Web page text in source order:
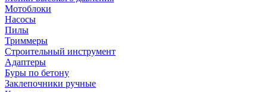
Мотоблоки
Насосы
Пилы
Триммеры
Строительный инструмент
Адаптеры
Буры по бетону
Заклепочники ручные